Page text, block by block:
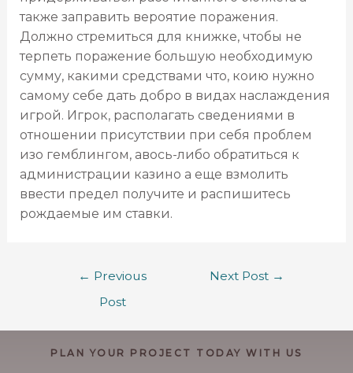
также заправить вероятие поражения.
Должно стремиться для книжке, чтобы не
терпеть поражение большую необходимую
сумму, какими средствами что, коию нужно
самому себе дать добро в видах наслаждения
игрой. Игрок, располагать сведениями в
отношении присутствии при себя проблем
изо гемблингом, авось-либо обратиться к
администрации казино а еще взмолить
ввести предел получите и распишитесь
рождаемые им ставки.
← Previous
Post
Next Post →
PLAN YOUR PROJECT TODAY WITH US